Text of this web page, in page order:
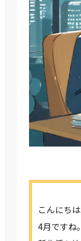
こんにちは
4月ですね